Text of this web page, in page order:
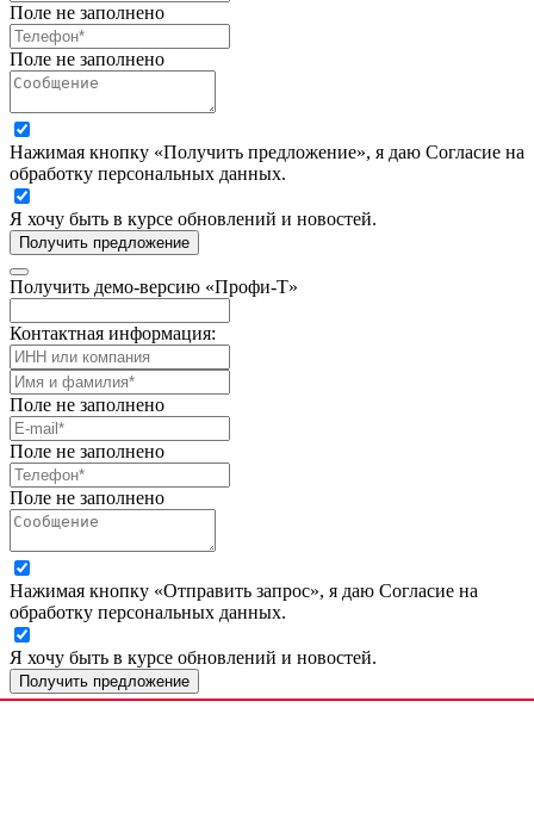
Поле не заполнено
Поле не заполнено
Нажимая кнопку «Получить предложение», я даю Согласие на
обработку персональных данных.
Я хочу быть в курсе обновлений и новостей.
Получить предложение
Получить демо-версию «Профи-Т»
Контактная информация:
Поле не заполнено
Поле не заполнено
Поле не заполнено
Нажимая кнопку «Отправить запрос», я даю Согласие на
обработку персональных данных.
Я хочу быть в курсе обновлений и новостей.
Получить предложение